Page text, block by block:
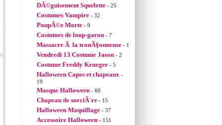
DÃ©guisement Squelette - 25
Costumes Vampire - 32
PoupÃ©e Morte - 9
Costumes de loup-garou - 7
Massacre Ã la tronÃ§onneuse - 1
Vendredi 13 Costume Jason - 2
Costume Freddy Krueger - 5
Halloween Capes et chapeaux -
19
Masque Halloween - 60
Chapeau de sorciÃ¨re - 15
Halloween Maquillage - 37
Accessoire Halloween - 151